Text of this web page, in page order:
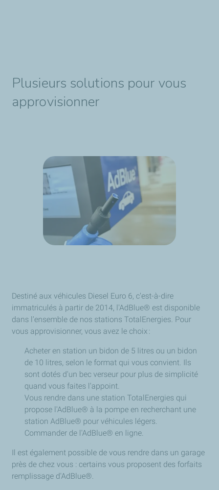
Plusieurs solutions pour vous
approvisionner
Destiné aux véhicules Diesel Euro 6, c'est-à-dire
immatriculés à partir de 2014, l'AdBlue® est disponible
dans l'ensemble de nos stations TotalEnergies. Pour
vous approvisionner, vous avez le choix :
Acheter en station un bidon de 5 litres ou un bidon
de 10 litres, selon le format qui vous convient. Ils
sont dotés d'un bec verseur pour plus de simplicité
quand vous faites l'appoint.
Vous rendre dans une station TotalEnergies qui
propose l'AdBlue® à la pompe en recherchant une
station AdBlue® pour véhicules légers.
Commander de l'AdBlue® en ligne.
Il est également possible de vous rendre dans un garage
près de chez vous : certains vous proposent des forfaits
remplissage d'AdBlue®.